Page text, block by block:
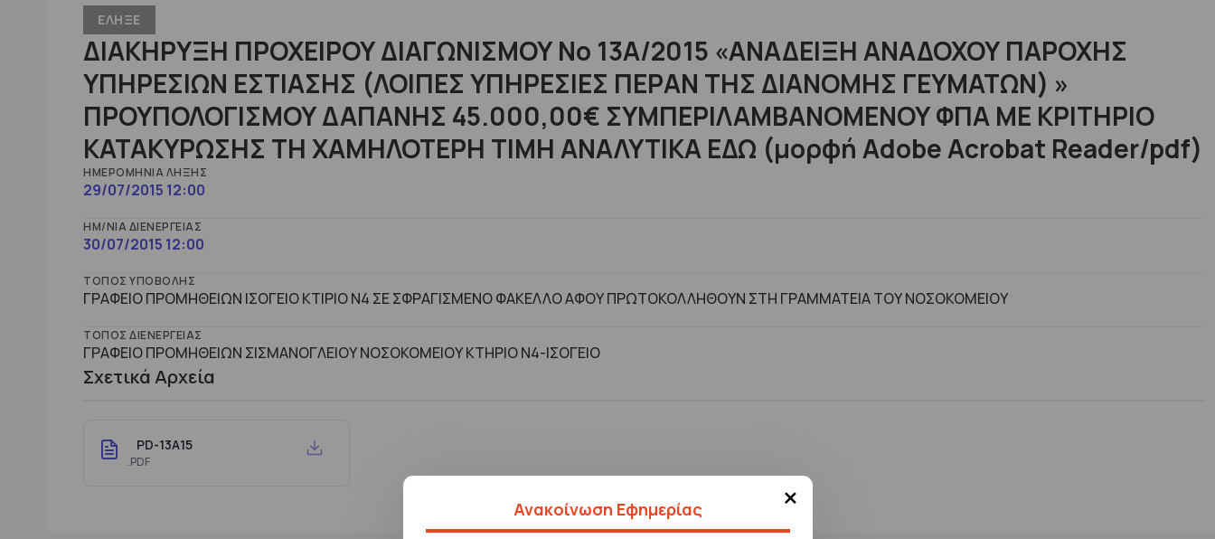
×
Ανακοίνωση Εφημερίας
ΕΛΗΞΕ
ΔΙΑΚΗΡΥΞΗ ΠΡΟΧΕΙΡΟΥ ΔΙΑΓΩΝΙΣΜΟΥ No 13Α/2015 «ΑΝΑΔΕΙΞΗ ΑΝΑΔΟΧΟΥ ΠΑΡΟΧΗΣ
ΥΠΗΡΕΣΙΩΝ ΕΣΤΙΑΣΗΣ (ΛΟΙΠΕΣ ΥΠΗΡΕΣΙΕΣ ΠΕΡΑΝ ΤΗΣ ΔΙΑΝΟΜΗΣ ΓΕΥΜΑΤΩΝ) »
ΠΡΟΥΠΟΛΟΓΙΣΜΟΥ ΔΑΠΑΝΗΣ 45.000,00€ ΣΥΜΠΕΡΙΛΑΜΒΑΝΟΜΕΝΟΥ ΦΠΑ ΜΕ ΚΡΙΤΗΡΙΟ
ΚΑΤΑΚΥΡΩΣΗΣ ΤΗ ΧΑΜΗΛΟΤΕΡΗ ΤΙΜΗ ΑΝΑΛΥΤΙΚΑ ΕΔΩ (μορφή Adobe Acrobat Reader/pdf)
ΗΜΕΡΟΜΗΝΊΑ ΛΉΞΗΣ
29/07/2015 12:00
ΗΜ/ΝΊΑ ΔΙΕΝΈΡΓΕΙΑΣ
30/07/2015 12:00
ΤΌΠΟΣ ΥΠΟΒΟΛΉΣ
ΓΡΑΦΕΙΟ ΠΡΟΜΗΘΕΙΩΝ ΙΣΟΓΕΙΟ ΚΤΙΡΙΟ Ν4 ΣΕ ΣΦΡΑΓΙΣΜΕΝΟ ΦΑΚΕΛΛΟ ΑΦΟΥ ΠΡΩΤΟΚΟΛΛΗΘΟΥΝ ΣΤΗ ΓΡΑΜΜΑΤΕΙΑ ΤΟΥ ΝΟΣΟΚΟΜΕΙΟΥ
ΤΌΠΟΣ ΔΙΕΝΈΡΓΕΙΑΣ
ΓΡΑΦΕΙΟ ΠΡΟΜΗΘΕΙΩΝ ΣΙΣΜΑΝΟΓΛΕΙΟΥ ΝΟΣΟΚΟΜΕΙΟΥ ΚΤHΡΙΟ Ν4-ΙΣΟΓΕΙΟ
Σχετικά Αρχεία
PD-13A15
.PDF